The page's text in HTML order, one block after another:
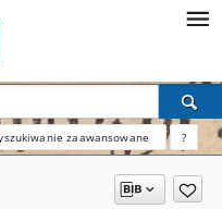
zaawansowane ?